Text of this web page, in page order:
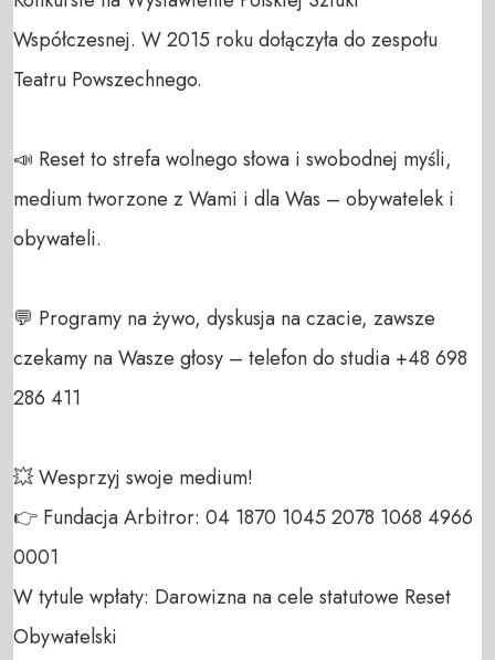
Współczesnej. W 2015 roku dołączyła do zespołu
Teatru Powszechnego.
📣 Reset to strefa wolnego słowa i swobodnej myśli,
medium tworzone z Wami i dla Was – obywatelek i
obywateli.
💬 Programy na żywo, dyskusja na czacie, zawsze
czekamy na Wasze głosy – telefon do studia +48 698
286 411
💥 Wesprzyj swoje medium!
👉 Fundacja Arbitror: 04 1870 1045 2078 1068 4966
0001
W tytule wpłaty: Darowizna na cele statutowe Reset
Obywatelski